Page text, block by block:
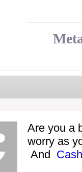
Are you a
worry as
And